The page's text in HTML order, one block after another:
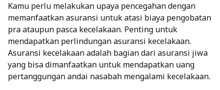
Kamu perlu melakukan upaya pencegahan dengan
memanfaatkan asuransi untuk atasi biaya pengobatan
pra ataupun pasca kecelakaan. Penting untuk
mendapatkan perlindunganasuransi kecelakaan.
Asuransi kecelakaan adalah bagian dari asuransi jiwa
yang bisa dimanfaatkan untuk mendapatkan uang
pertanggungan andai nasabah mengalami kecelakaan.